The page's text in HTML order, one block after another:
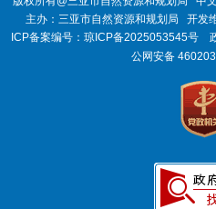
主办：三亚市自然资源和规划局
开发
ICP备案编号： 琼ICP备2025053545号
公网安备